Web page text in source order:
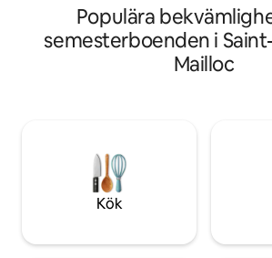
undangömd från stadens oväsen,
omgiven av det milda sällskapet av kor
och åsnor och bekvämt belägen vid
regionens främsta attraktioner Njut av
Populära
semesterboenden i
Mailloc
Kök